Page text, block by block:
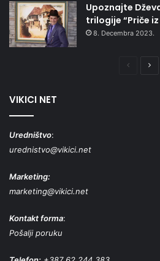
Upoznajte
trilogije “Priče iz
8. Decembra 2023.
Prethodna
VIKICI NET
Uredništvo:
urednistvo@vikici.net
Marketing:
marketing@vikici.net
Kontakt forma:
Pošalji poruku